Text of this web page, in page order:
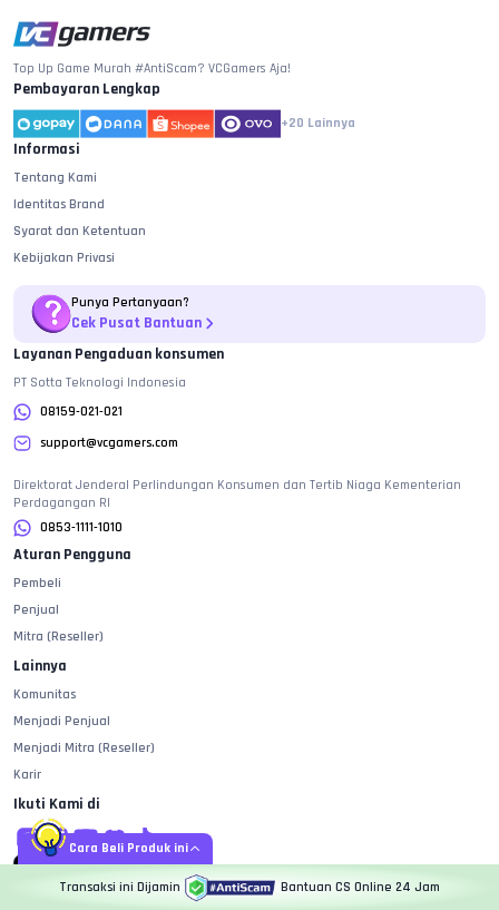
Cara Beli Produk ini
Transaksi ini Dijamin Bantuan CS Online 24 Jam
Top Up Game Murah #AntiScam? VCGamers Aja!
Pembayaran Lengkap
+20 Lainnya
Informasi
Tentang Kami
Identitas Brand
Syarat dan Ketentuan
Kebijakan Privasi
Punya Pertanyaan?
Cek Pusat Bantuan
Layanan Pengaduan konsumen
PT Sotta Teknologi Indonesia
08159-021-021
support@vcgamers.com
Direktorat Jenderal Perlindungan Konsumen dan Tertib Niaga Kementerian
Perdagangan RI
0853-1111-1010
Aturan Pengguna
Pembeli
Penjual
Mitra (Reseller)
Lainnya
Komunitas
Menjadi Penjual
Menjadi Mitra (Reseller)
Karir
Ikuti Kami di